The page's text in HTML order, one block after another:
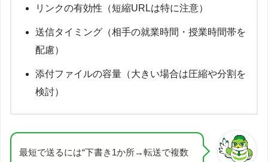
リンクの有効性（短縮URLは特に注意）
送信タイミング（相手の就業時間・授業時間帯を
配慮）
添付ファイルの容量（大きい場合は圧縮や分割を
検討）
最短で送るには“下書き1か所→転送で複数